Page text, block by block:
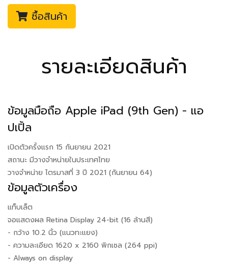
ซื้อสินค้า
รายละเอียดสินค้า
ข้อมูลมือถือ Apple iPad (9th Gen) - แอ
ปเปิ้ล
เปิดตัวครั้งแรก 15 กันยายน 2021
สถานะ มีวางจำหน่ายในประเทศไทย
วางจำหน่าย ไตรมาสที่ 3 ปี 2021 (กันยายน 64)
ข้อมูลตัวเครื่อง
แท็บเล็ต
จอแสดงผล Retina Display 24-bit (16 ล้านสี)
- กว้าง 10.2 นิ้ว (แนวทะแยง)
- ความละเอียด 1620 x 2160 พิกเซล (264 ppi)
- Always on display